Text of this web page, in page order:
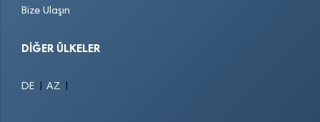
Bize Ulaşın
DIĞER ÜLKELER
DE AZ